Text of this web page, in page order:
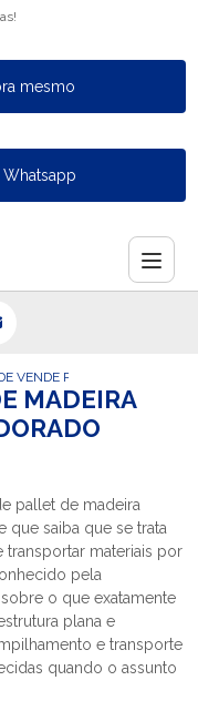
mesmo
VENDE PALLET DE MADEIRA
MADEIRA
pallet de madeira
que saiba que se trata
materiais por
pela
o que exatamente
plana e
e transporte
quando o assunto